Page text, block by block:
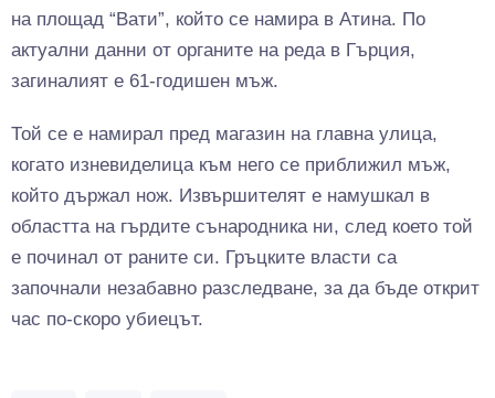
на площад “Вати”, който се намира в Атина. По
актуални данни от органите на реда в Гърция,
загиналият е 61-годишен мъж.
Той се е намирал пред магазин на главна улица,
когато изневиделица към него се приближил мъж,
който държал нож. Извършителят е намушкал в
областта на гърдите сънародника ни, след което той
е починал от раните си. Гръцките власти са
започнали незабавно разследване, за да бъде открит
час по-скоро убиецът.